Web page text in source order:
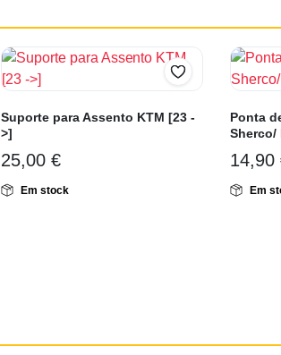
Suporte para Assento KTM [23 -
>]
25,00 €
Em stock
Ponta
Sherco/
14,90
Em